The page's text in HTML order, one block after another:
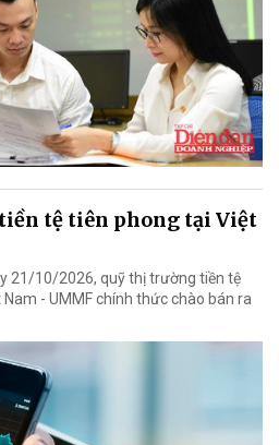
tệ tiên phong tại Việt
21/10/2026, quỹ thị trường tiền tệ
- UMMF chính thức chào bán ra